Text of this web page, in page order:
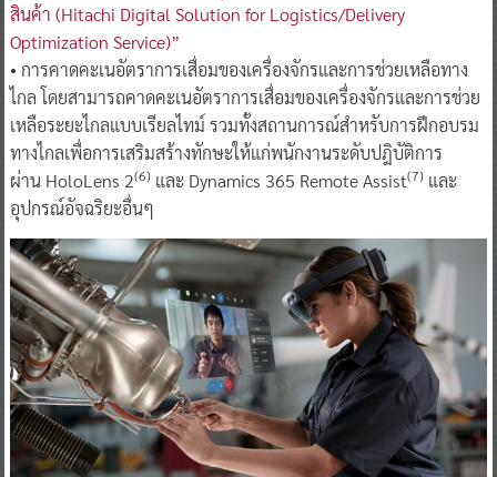
สินค้า (Hitachi Digital Solution for Logistics/Delivery
Optimization Service)”
• การคาดคะเนอัตราการเสื่อมของเครื่องจักรและการช่วยเหลือทาง
ไกล โดยสามารถคาดคะเนอัตราการเสื่อมของเครื่องจักรและการช่วย
เหลือระยะไกลแบบเรียลไทม์ รวมทั้งสถานการณ์สำหรับการฝึกอบรม
ทางไกลเพื่อการเสริมสร้างทักษะให้แก่พนักงานระดับปฎิบัติการ
ผ่าน HoloLens 2(6)และ Dynamics 365 Remote Assist(7)และ
อุปกรณ์อัจฉริยะอื่นๆ